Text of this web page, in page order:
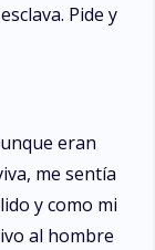
Pide y
eran
me sentía
y como mi
al hombre